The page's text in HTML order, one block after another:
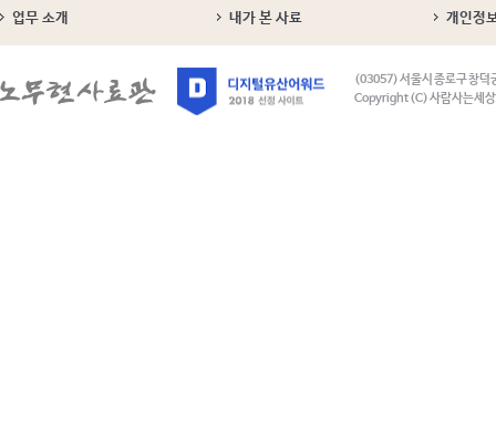
업무 소개
내가 본 사료 개인정
(03057) 서울시 종로구 창덕
Copyright (C) 사람사는세